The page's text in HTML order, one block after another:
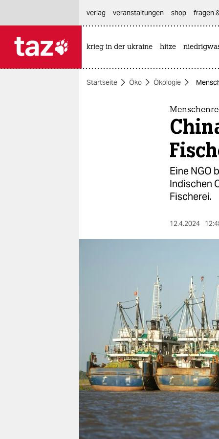
themen
nord
veranstaltungen
fragen & hilfe
unterstützen
abo
genossenschaft
verlag
veranstaltungen shop fragen
krieg in der ukraine hitze
Startseite Öko Ökologie
Eine NGO
Indischen
Fischerei.
12.4.2024